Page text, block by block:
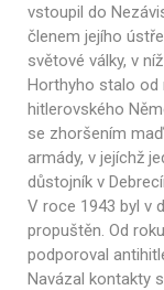
vstoupil do
členem jejího
světové války, v
Horthyho stalo od
hitlerovského
se zhoršením
armády, v jejíchž
důstojník v
V roce 1943 byl v
propuštěn. Od
podporoval
Navázal kontakty